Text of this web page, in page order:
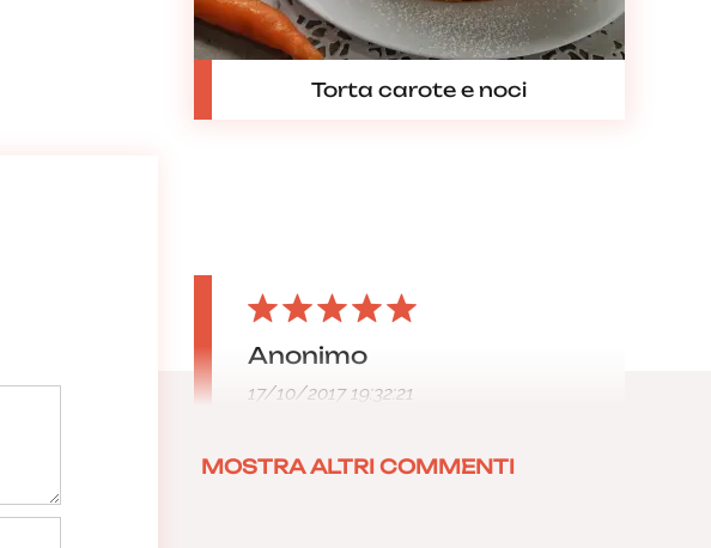
Torta carote e noci
Anonimo
17/10/2017 19:32:21
MOSTRA ALTRI COMMENTI